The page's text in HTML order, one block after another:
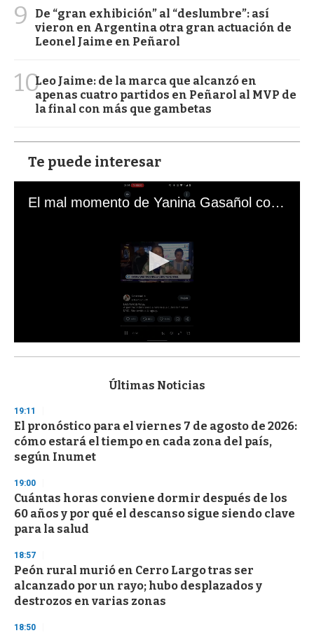
9
De “gran exhibición” al “deslumbre”: así
vieron en Argentina otra gran actuación de
Leonel Jaime en Peñarol
10Leo Jaime: de la marca que alcanzó en
apenas cuatro partidos en Peñarol al MVP de
la final con más que gambetas
Te puede interesar
El mal momento de Yanina Gasañol con un hincha argentino en "Subrayado"
s
d
s
o
f
3
s
e
c
o
n
d
Últimas Noticias
19:11
El pronóstico para el viernes 7 de agosto de 2026:
cómo estará el tiempo en cada zona del país,
según Inumet
19:00
Cuántas horas conviene dormir después de los
60 años y por qué el descanso sigue siendo clave
para la salud
18:57
Peón rural murió en Cerro Largo tras ser
alcanzado por un rayo; hubo desplazados y
destrozos en varias zonas
18:50